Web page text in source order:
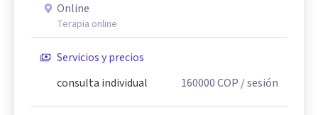
Online
Terapia online
Servicios y precios
consulta individual
160000COP / sesión